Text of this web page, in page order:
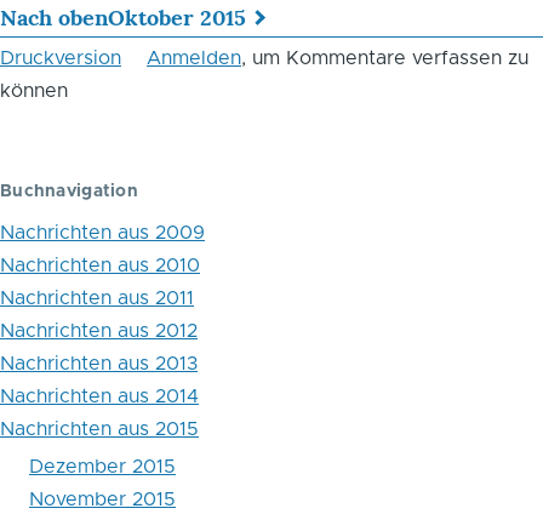
für
das
Buch
Neues
aus
Österreich
Nach obenOktober 2015
Druckversion Anmelden, um Kommentare verfassen zu
können
Buchnavigation
Nachrichten aus 2009
Nachrichten aus 2010
Nachrichten aus 2011
Nachrichten aus 2012
Nachrichten aus 2013
Nachrichten aus 2014
Nachrichten aus 2015
Dezember 2015
November 2015